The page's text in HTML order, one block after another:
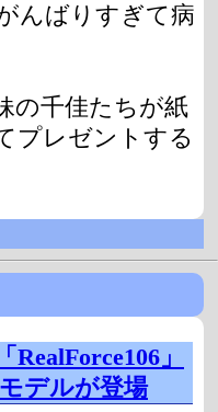
んばりすぎて病
の千佳たちが紙
プレゼントする
」
デルが登場